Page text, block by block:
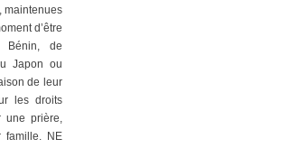
maintenues
d’être
Bénin, de
Japon ou
de leur
les droits
une prière,
famille. NE